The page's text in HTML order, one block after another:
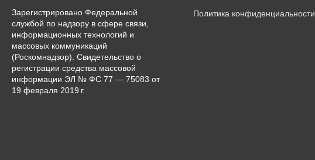
Зарегистрировано Федеральной
службой по надзору в сфере связи,
информационных технологий и
массовых коммуникаций
(Роскомнадзор). Свидетельство о
регистрации средства массовой
информации ЭЛ № ФС 77 — 75083 от
19 февраля 2019 г.
Политика конфиденциальности